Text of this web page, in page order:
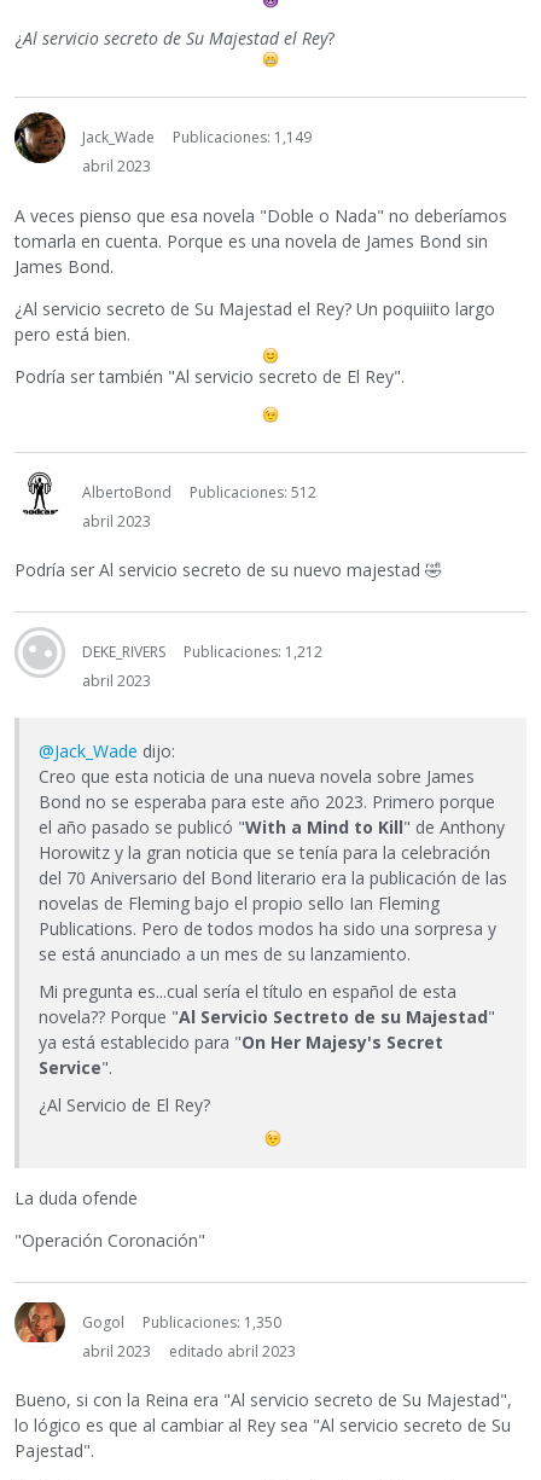
¿Al servicio secreto de Su Majestad el Rey?
Jack_Wade
Publicaciones: 1,149
abril 2023
A veces pienso que esa novela "Doble o Nada" no deberíamos
tomarla en cuenta. Porque es una novela de James Bond sin
James Bond.
¿Al servicio secreto de Su Majestad el Rey? Un poquiiito largo
pero está bien.
Podría ser también "Al servicio secreto de El Rey".
AlbertoBond
Publicaciones: 512
abril 2023
Podría ser Al servicio secreto de su nuevo majestad 🤣
DEKE_RIVERS
Publicaciones: 1,212
abril 2023
@Jack_Wade dijo:
Creo que esta noticia de una nueva novela sobre James
Bond no se esperaba para este año 2023. Primero porque
el año pasado se publicó "With a Mind to Kill" de Anthony
Horowitz y la gran noticia que se tenía para la celebración
del 70 Aniversario del Bond literario era la publicación de las
novelas de Fleming bajo el propio sello Ian Fleming
Publications. Pero de todos modos ha sido una sorpresa y
se está anunciado a un mes de su lanzamiento.
Mi pregunta es...cual sería el título en español de esta
novela?? Porque "Al Servicio Sectreto de su Majestad"
ya está establecido para "On Her Majesy's Secret
Service".
¿Al Servicio de El Rey?
La duda ofende
"Operación Coronación"
Gogol
Publicaciones: 1,350
abril 2023
editado abril 2023
Bueno, si con la Reina era "Al servicio secreto de Su Majestad",
lo lógico es que al cambiar al Rey sea "Al servicio secreto de Su
Pajestad".